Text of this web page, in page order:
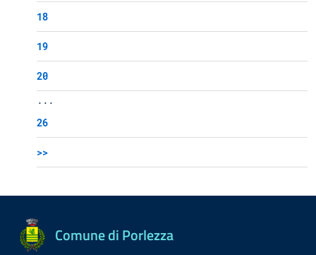
18
19
20
...
26
>>
Comune di Porlezza